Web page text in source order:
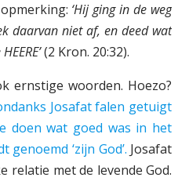
‘Hij ging in de weg
daarvan niet af, en deed wat
(2 Kron. 20:32).
ernstige woorden. Hoezo?
Josafat falen getuigt
doen wat goed was in het
genoemd ‘zijn God’. Josafat
relatie met de levende God.